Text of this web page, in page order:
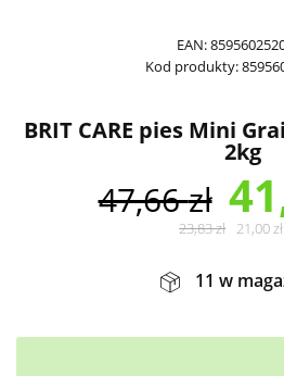
EAN:
Kod produkty:
BRIT CARE pies Mini
2kg
47,66zł
23,83zł 21,00zł
11 w